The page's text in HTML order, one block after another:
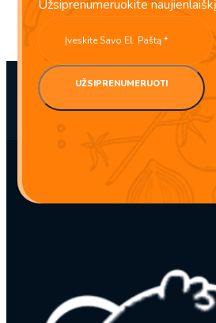
Užsiprenumeruokite
UŽSIPRENUMERUOTI